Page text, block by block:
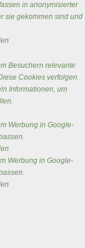
in anonymisierter
sie gekommen sind und
Besuchern relevante
Cookies verfolgen
Informationen, um
Werbung in Google-
Werbung in Google-